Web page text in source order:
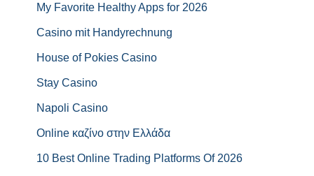
My Favorite Healthy Apps for 2026
Casino mit Handyrechnung
House of Pokies Casino
Stay Casino
Napoli Casino
Online καζίνο στην Ελλάδα
10 Best Online Trading Platforms Of 2026